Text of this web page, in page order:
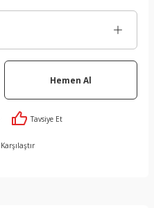
Hemen Al
Tavsiye Et
Karşılaştır